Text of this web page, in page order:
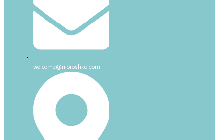
welcome@moroshka.com